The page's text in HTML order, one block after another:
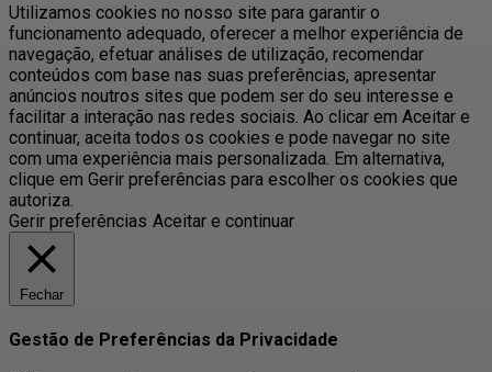
Utilizamos cookies no nosso site para garantir o
funcionamento adequado, oferecer a melhor experiência de
navegação, efetuar análises de utilização, recomendar
conteúdos com base nas suas preferências, apresentar
anúncios noutros sites que podem ser do seu interesse e
facilitar a interação nas redes sociais. Ao clicar em Aceitar e
continuar, aceita todos os cookies e pode navegar no site
com uma experiência mais personalizada. Em alternativa,
clique em Gerir preferências para escolher os cookies que
autoriza.
Gerir preferências Aceitar e continuar
Fechar
Gestão de Preferências da Privacidade